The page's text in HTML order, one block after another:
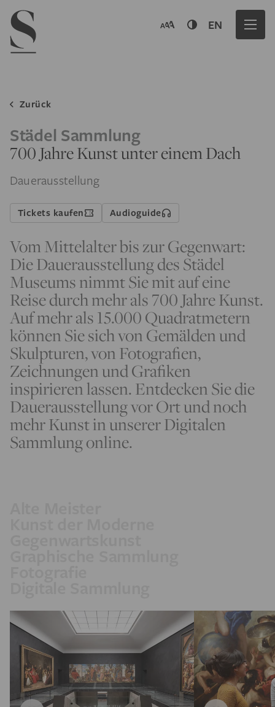
Navigation menu
EN
Zurück
Städel Sammlung
700 Jahre Kunst unter einem Dach
Dauerausstellung
Tickets kaufen Audioguide
Vom Mittelalter bis zur Gegenwart:
Die Dauerausstellung des Städel
Museums nimmt Sie mit auf eine
Reise durch mehr als 700 Jahre Kunst.
Auf mehr als 15.000 Quadratmetern
können Sie sich von Gemälden und
Skulpturen, von Fotografien,
Zeichnungen und Grafiken
inspirieren lassen. Entdecken Sie die
Dauerausstellung vor Ort und noch
mehr Kunst in unserer Digitalen
Sammlung online.